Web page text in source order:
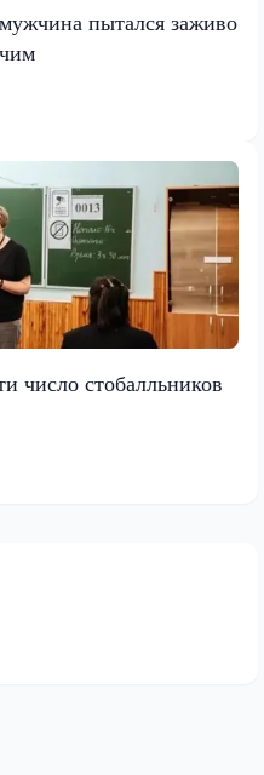
пытался заживо
число стобалльников